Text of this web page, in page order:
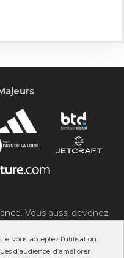
vous acceptez l’utilisation
d’audience, d’améliorer
Vous aussi devenez